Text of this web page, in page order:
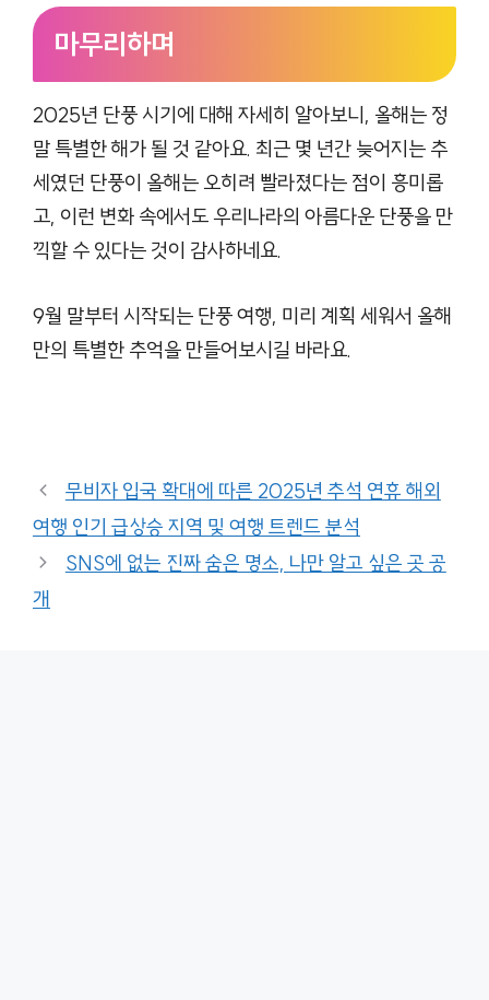
마무리하며
2025년 단풍 시기에 대해 자세히 알아보니, 올해는 정
말 특별한 해가 될 것 같아요. 최근 몇 년간 늦어지는 추
세였던 단풍이 올해는 오히려 빨라졌다는 점이 흥미롭
고, 이런 변화 속에서도 우리나라의 아름다운 단풍을 만
끽할 수 있다는 것이 감사하네요.
9월 말부터 시작되는 단풍 여행, 미리 계획 세워서 올해
만의 특별한 추억을 만들어보시길 바라요.
무비자 입국 확대에 따른 2025년 추석 연휴 해외
여행 인기 급상승 지역 및 여행 트렌드 분석
SNS에 없는 진짜 숨은 명소, 나만 알고 싶은 곳 공
개